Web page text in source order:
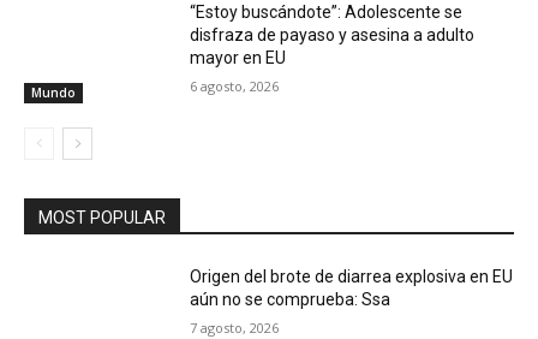
Mundo
“Estoy buscándote”: Adolescente se
disfraza de payaso y asesina a adulto
mayor en EU
6 agosto, 2026
MOST POPULAR
Origen del brote de diarrea explosiva en EU
aún no se comprueba: Ssa
7 agosto, 2026